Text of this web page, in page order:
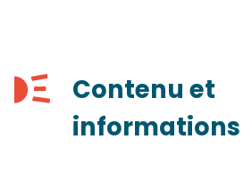
Contenu et
informations